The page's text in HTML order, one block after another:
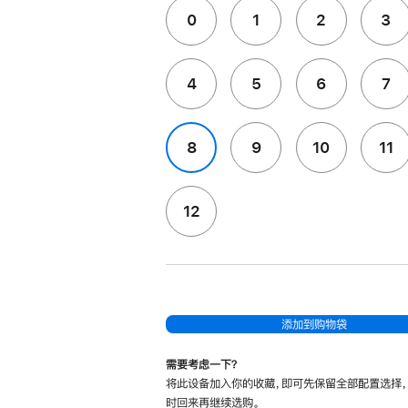
0 1 2 3
4 5 6 7
8 9 10 11
12
添加到购物袋
需要考虑一下？
将此设备加入你的收藏，即可先保留全部配置选择
时回来再继续选购。